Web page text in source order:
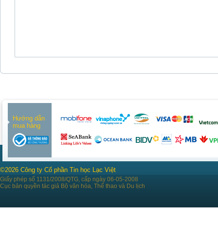
Hướng dẫn
mua hàng
©2026 Công ty Cổ phần Tin học Lạc Việt
Giấy phép số 1131/2008/QTG, cấp ngày 06-05-2008
Cục bản quyền tác giả Bộ văn hóa, Thể thao và Du lịch